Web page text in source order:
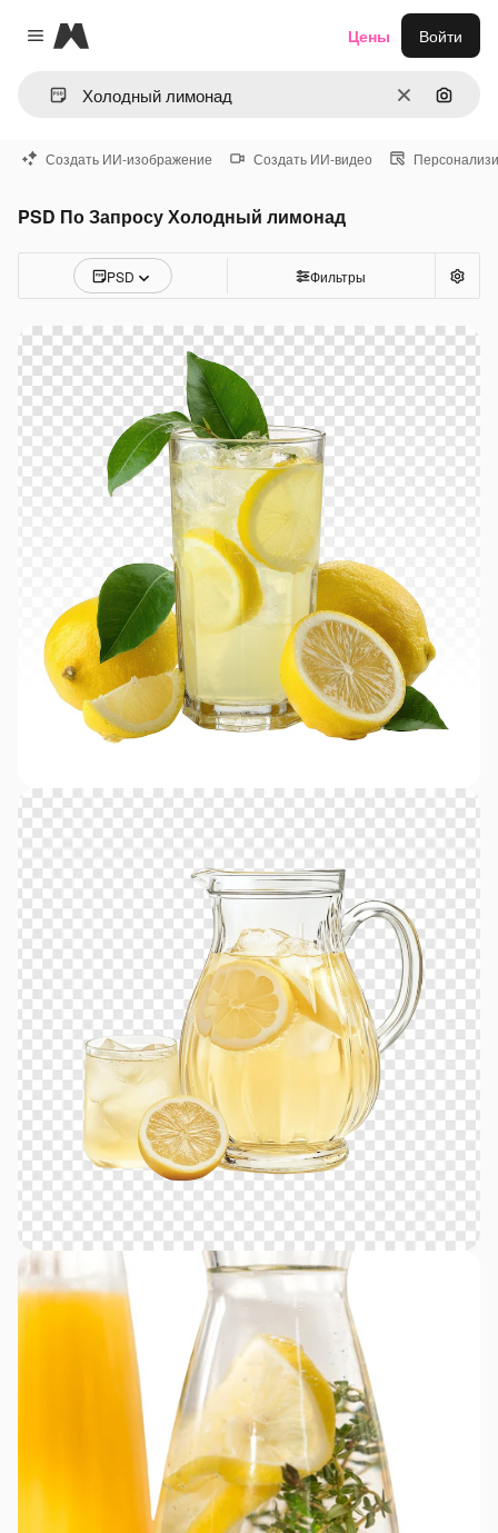
Close menu
Magnific
ОчиститьПоиск
Цены Войти
Создать ИИ-изображение Создать ИИ-видео
PSD По Запросу Холодный лимонад
PSD Фильтры